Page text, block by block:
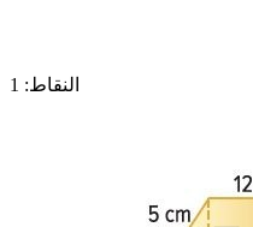
النقاط: 1